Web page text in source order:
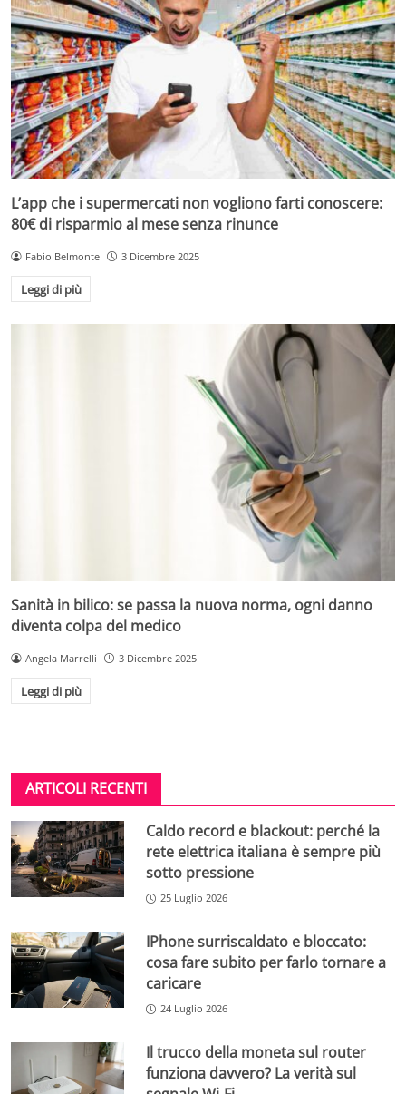
L’app che i supermercati non vogliono farti conoscere:
80€ di risparmio al mese senza rinunce
Fabio Belmonte 3 Dicembre 2025
Leggi di più
Sanità in bilico: se passa la nuova norma, ogni danno
diventa colpa del medico
Angela Marrelli 3 Dicembre 2025
Leggi di più
ARTICOLI RECENTI
Caldo record e blackout: perché la
rete elettrica italiana è sempre più
sotto pressione
25 Luglio 2026
IPhone surriscaldato e bloccato:
cosa fare subito per farlo tornare a
caricare
24 Luglio 2026
Il trucco della moneta sul router
funziona davvero? La verità sul